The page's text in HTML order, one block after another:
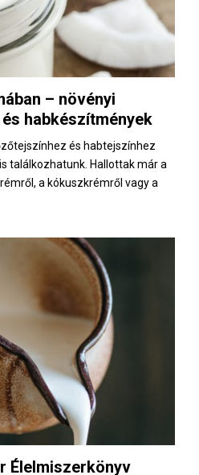
– növényi
habkészítmények
és habtejszínhez
találkozhatunk. Hallottak már a
a kókuszkrémről vagy a
Élelmiszerkönyv